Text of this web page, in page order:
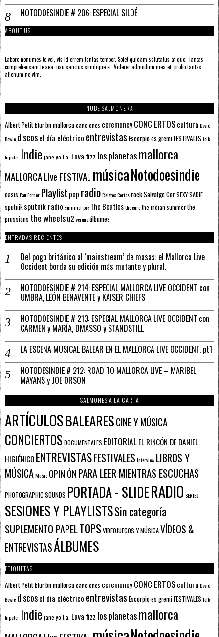
NOTODOESINDIE # 206: ESPECIAL SILOÉ
ABOUT US
Labore nonumes te vel, vis id errem tantas tempor. Solet quidam salutatus at quo. Tantas
comprehensam te sea, usu sanctus similique ei. Viderer admodum mea et, probo tantas
alienum ne vim.
NUBE SALMONERA
Albert Petitblurbn mallorcacanciones ceremoneyCONCIERTOS cultura David
Bowie discosel día eléctrico entrevistas Escorpioes gremiFESTIVALES folk
hipster Indie jane yo l.a. Lava fizz los planetasmallorca
MALLORCA LIve FESTIVAL músicaNotodoesindie
oasis Pau Forner Playlist pop radioRelatos CortosrockSalvatge CorSEXY SADIE
sputnik sputnik radio summer pie The Beatlesthe curethe indian summerthe
prussians the wheelsu2 veranoálbumes
ENTRADAS RECIENTES
Del pogo británico al ‘mainstream’ de masas: el Mallorca Live
Occident borda su edición más mutante y plural.
NOTODOESINDIE # 214: ESPECIAL MALLORCA LIVE OCCIDENT con
UMBRA, LEÓN BENAVENTE y KAISER CHIEFS
NOTODOESINDIE # 213: ESPECIAL MALLORCA LIVE OCCIDENT con
CARMEN y MARÍA, DMASSO y STANDSTILL
LA ESCENA MUSICAL BALEAR EN EL MALLORCA LIVE OCCIDENT. pt1
NOTODESINDIE # 212: ROAD TO MALLORCA LIVE – MARIBEL
MAYANS y JOE ORSON
SALMONES A LA CARTA
ARTÍCULOSBALEARESCINE Y MÚSICA
CONCIERTOS DOCUMENTALES EDITORIALEL RINCÓN DE DANIEL
HIGIÉNICOENTREVISTASFESTIVALESInterview LIBROS Y
MÚSICAMusic OPINIÓNPARA LEER MIENTRAS ESCUCHAS
PHOTOGRAPHIC SOUNDS PORTADA - SLIDERADIO SERIES
SESIONES Y PLAYLISTSSin categoría
SUPLEMENTO PAPELTOPSVIDEOJUEGOS Y MÚSICAVÍDEOS &
ENTREVISTASÁLBUMES
ETIQUETAS
Albert Petitblurbn mallorcacanciones ceremoneyCONCIERTOS cultura David
Bowie discosel día eléctrico entrevistas Escorpioes gremiFESTIVALES folk
hipster Indie jane yo l.a. Lava fizz los planetasmallorca